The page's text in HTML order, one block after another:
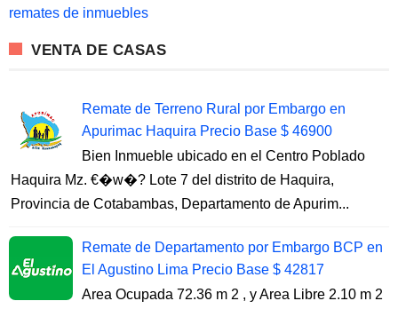
:remates de inmuebles
VENTA DE CASAS
Remate de Terreno Rural por Embargo en
Apurimac Haquira Precio Base $ 46900
Bien Inmueble ubicado en el Centro Poblado
Haquira Mz. €�w�? Lote 7 del distrito de Haquira,
Provincia de Cotabambas, Departamento de Apurim...
Remate de Departamento por Embargo BCP en
El Agustino Lima Precio Base $ 42817
Area Ocupada 72.36 m 2 , y Area Libre 2.10 m 2